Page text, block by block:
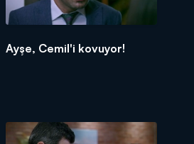
Ayşe, Cemil'i kovuyor!